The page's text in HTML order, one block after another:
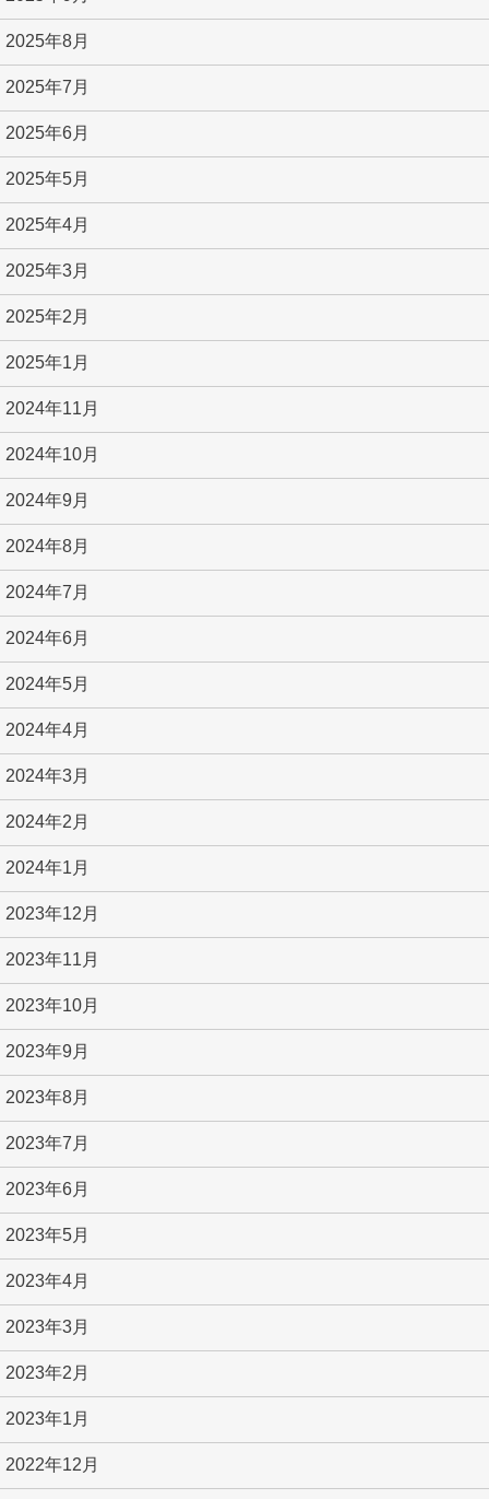
2025年8月
2025年7月
2025年6月
2025年5月
2025年4月
2025年3月
2025年2月
2025年1月
2024年11月
2024年10月
2024年9月
2024年8月
2024年7月
2024年6月
2024年5月
2024年4月
2024年3月
2024年2月
2024年1月
2023年12月
2023年11月
2023年10月
2023年9月
2023年8月
2023年7月
2023年6月
2023年5月
2023年4月
2023年3月
2023年2月
2023年1月
2022年12月